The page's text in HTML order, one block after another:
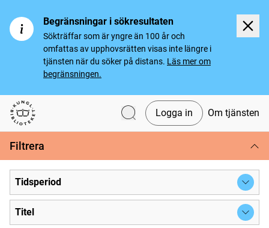
Begränsningar i sökresultaten
Sökträffar som är yngre än 100 år och
omfattas av upphovsrätten visas inte längre i
tjänsten när du söker på distans. Läs mer om
begränsningen.
Svenska tidningar
Logga in Om tjänsten
Filtrera
Tidsperiod
Titel